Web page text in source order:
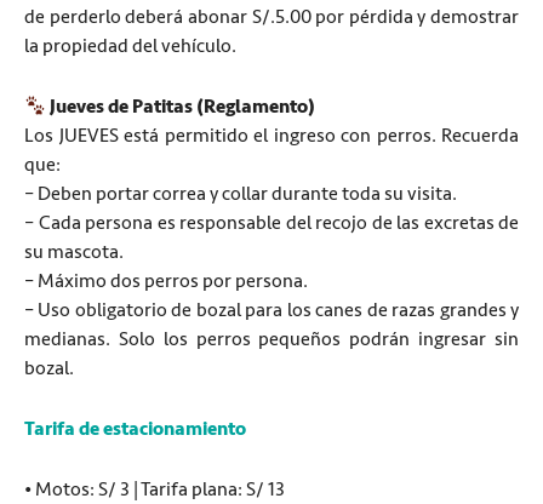
de perderlo deberá abonar S/.5.00 por pérdida y demostrar
la propiedad del vehículo.
Jueves de Patitas (Reglamento)
Los JUEVES está permitido el ingreso con perros. Recuerda
que:
– Deben portar correa y collar durante toda su visita.
– Cada persona es responsable del recojo de las excretas de
su mascota.
– Máximo dos perros por persona.
– Uso obligatorio de bozal para los canes de razas grandes y
medianas. Solo los perros pequeños podrán ingresar sin
bozal.
Tarifa de estacionamiento
• Motos: S/ 3 | Tarifa plana: S/ 13